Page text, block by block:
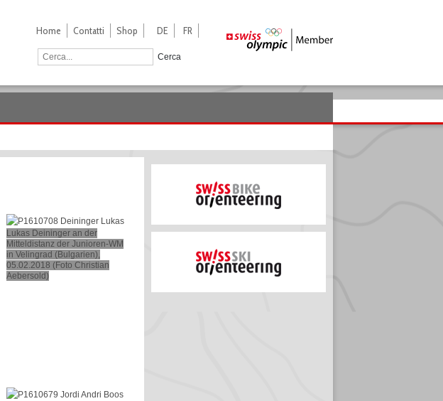
Home Contatti Shop DE FR
Cerca
Lukas Deininger an der
Mitteldistanz der Junioren-WM
in Velingrad (Bulgarien),
05.02.2018 (Foto Christian
Aebersold)